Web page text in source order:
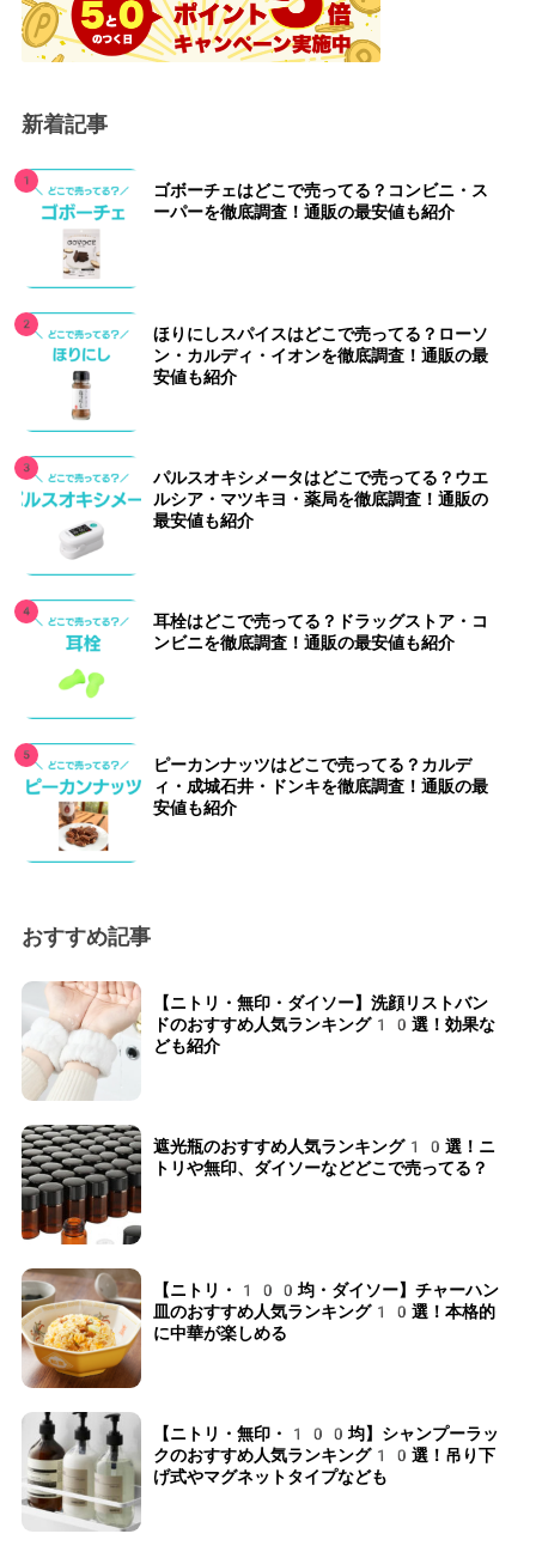
新着記事
ゴボーチェはどこで売ってる？コンビニ・ス
ーパーを徹底調査！通販の最安値も紹介
ほりにしスパイスはどこで売ってる？ローソ
ン・カルディ・イオンを徹底調査！通販の最
安値も紹介
パルスオキシメータはどこで売ってる？ウエ
ルシア・マツキヨ・薬局を徹底調査！通販の
最安値も紹介
耳栓はどこで売ってる？ドラッグストア・コ
ンビニを徹底調査！通販の最安値も紹介
ピーカンナッツはどこで売ってる？カルデ
ィ・成城石井・ドンキを徹底調査！通販の最
安値も紹介
おすすめ記事
【ニトリ・無印・ダイソー】洗顔リストバン
ドのおすすめ人気ランキング10選！効果な
ども紹介
遮光瓶のおすすめ人気ランキング10選！ニ
トリや無印、ダイソーなどどこで売ってる？
【ニトリ・100均・ダイソー】チャーハン
皿のおすすめ人気ランキング10選！本格的
に中華が楽しめる
【ニトリ・無印・100均】シャンプーラッ
クのおすすめ人気ランキング10選！吊り下
げ式やマグネットタイプなども